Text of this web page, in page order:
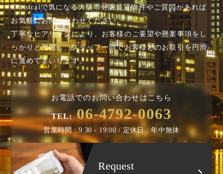
Classicalで気になる大阪市分譲賃貸物件やご質問があれば
お気軽にお問い合わせください。
丁寧なヒアリングにより、お客様のご要望や懸案事項を し
っかりと把握し、スタッフ一同でお客様とのお取引を円滑
に進めてまいります。
お電話でのお問い合わせはこちら
TEL: 06-4792-0063
営業時間 : 9:30 - 19:00 / 定休日 : 年中無休
Request